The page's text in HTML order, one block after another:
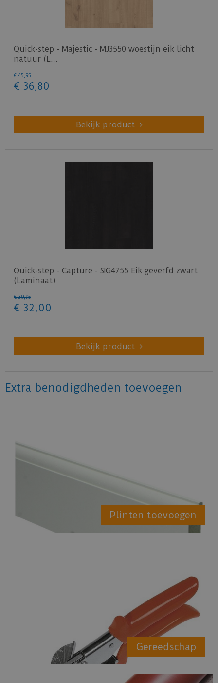
Quick-step - Majestic - MJ3550 woestijn eik licht
natuur (L…
€ 45,95
€ 36,80
Bekijk product
Quick-step - Capture - SIG4755 Eik geverfd zwart
(Laminaat)
€ 39,95
€ 32 ,00
Bekijk product
Extra benodigdheden toevoegen
Plinten toevoegen
Gereedschap